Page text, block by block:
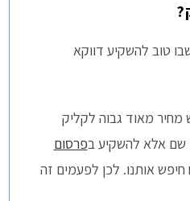
טוב להשקיע דווקא
מאוד גבוה לקליק
שם אלא להשקיע בפרסום
חיפש אותנו. לכן לפעמים זה